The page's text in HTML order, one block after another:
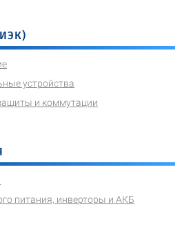
устройства
и коммутации
питания, инверторы и АКБ